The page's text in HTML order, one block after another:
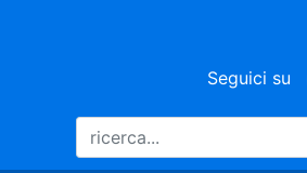
Seguici su